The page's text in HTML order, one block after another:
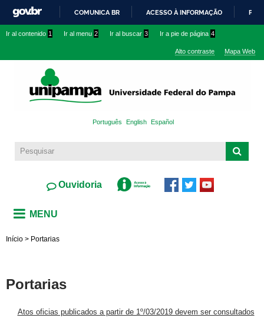
principal
IR
O
COMUNICA BR ACESSO À INFORMAÇÃO
Ir al contenido 1 Ir al menu 2 Ir al buscar 3 Ir a pie de página 4
Alto contraste Mapa Web
Português English Español
Ouvidoria
MENU
Início > Portarias
Portarias
Atos oficias publicados a partir de 1º/03/2019 devem ser consultados